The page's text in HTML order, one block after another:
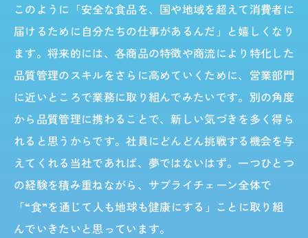
このように「安全な食品を、国や地域を超えて消費者に
届けるために自分たちの仕事があるんだ」と嬉しくなり
ます。将来的には、各商品の特徴や商流により特化した
品質管理のスキルをさらに高めていくために、営業部門
に近いところで業務に取り組んでみたいです。別の角度
から品質管理に携わることで、新しい気づきを多く得ら
れると思うからです。社員にどんどん挑戦する機会を与
えてくれる当社であれば、夢ではないはず。一つひとつ
の経験を積み重ねながら、サプライチェーン全体で
「“食”を通じて人も地球も健康にする」ことに取り組
んでいきたいと思っています。